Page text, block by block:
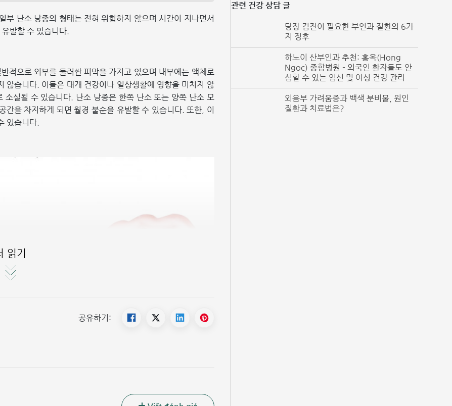
부 난소 낭종의 형태는 전혀 위험하지 않으며 시간이 지나면서
발할 수 있습니다.
적으로 외부를 둘러싼 피막을 가지고 있으며 내부에는 액체로
않습니다. 이들은 대개 건강이나 일상생활에 영향을 미치지 않
실될 수 있습니다. 난소 낭종은 한쪽 난소 또는 양쪽 난소 모
을 차지하게 되면 월경 불순을 유발할 수 있습니다. 또한, 이
있습니다.
읽기
공유하기:
관련 건강 상담 글
당장 검진이 필요한 부인과 질환의 6가
지 징후
하노이 산부인과 추천: 홍옥(Hong
Ngoc) 종합병원 - 외국인 환자들도 안
심할 수 있는 임신 및 여성 건강 관리
외음부 가려움증과 백색 분비물, 원인
질환과 치료법은?